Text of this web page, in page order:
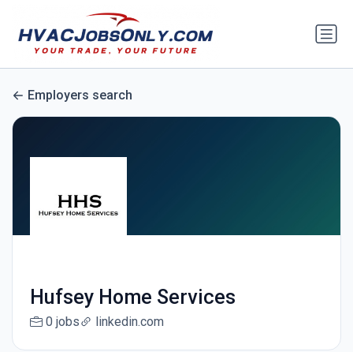
Employers search
Hufsey Home Services
0 jobs linkedin.com